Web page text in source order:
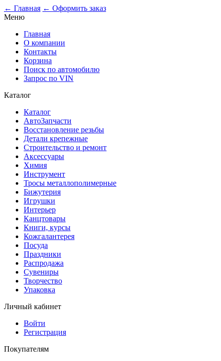
← Главная ← Оформить заказ
Меню
Главная
О компании
Контакты
Корзина
Поиск по автомобилю
Запрос по VIN
Каталог
Каталог
АвтоЗапчасти
Восстановление резьбы
Детали крепежные
Строительство и ремонт
Аксессуары
Химия
Инструмент
Тросы металлополимерные
Бижутерия
Игрушки
Интерьер
Канцтовары
Книги, курсы
Кожгалантерея
Посуда
Праздники
Распродажа
Сувениры
Творчество
Упаковка
Личный кабинет
Войти
Регистрация
Покупателям